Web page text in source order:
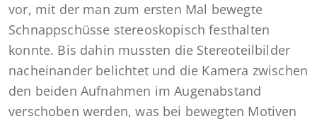
vor, mit der man zum ersten Mal bewegte
Schnappschüsse stereoskopisch festhalten
konnte. Bis dahin mussten die Stereoteilbilder
nacheinander belichtet und die Kamera zwischen
den beiden Aufnahmen im Augenabstand
verschoben werden, was bei bewegten Motiven